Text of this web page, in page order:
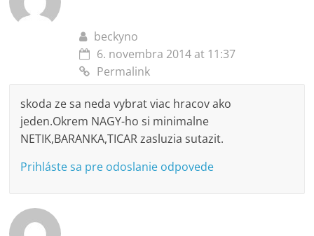
beckyno
6. novembra 2014 at 11:37
Permalink
skoda ze sa neda vybrat viac hracov ako
jeden.Okrem NAGY-ho si minimalne
NETIK,BARANKA,TICAR zasluzia sutazit.
Prihláste sa pre odoslanie odpovede